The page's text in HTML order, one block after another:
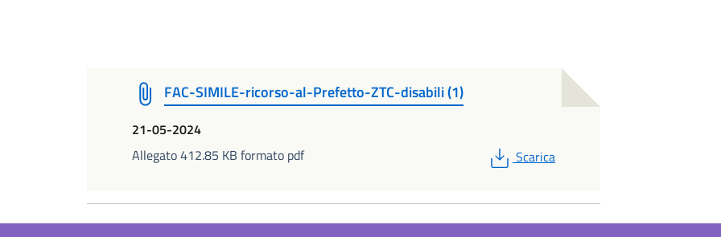
FAC-SIMILE-ricorso-al-Prefetto-ZTC-disabili (1)
21-05-2024
Allegato 412.85 KB formato pdf
PDF
Scarica